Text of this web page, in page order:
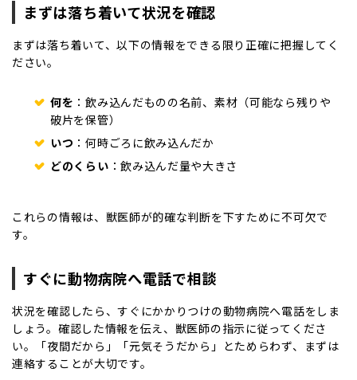
まずは落ち着いて状況を確認
まずは落ち着いて、以下の情報をできる限り正確に把握してく
ださい。
何を ：飲み込んだものの名前、素材（可能なら残りや
破片を保管）
いつ ：何時ごろに飲み込んだか
どのくらい ：飲み込んだ量や大きさ
これらの情報は、獣医師が的確な判断を下すために不可欠で
す。
すぐに動物病院へ電話で相談
状況を確認したら、すぐにかかりつけの動物病院へ電話をしま
しょう。確認した情報を伝え、獣医師の指示に従ってくださ
い。「夜間だから」「元気そうだから」とためらわず、まずは
連絡することが大切です。